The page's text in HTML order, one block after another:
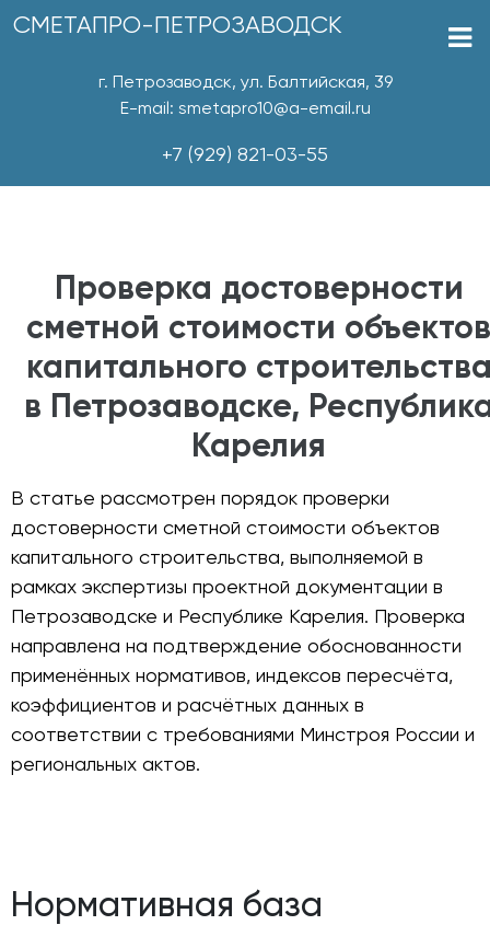
СМЕТАПРО-ПЕТРОЗАВОДСК
г. Петрозаводск, ул. Балтийская, 39
E-mail: smetapro10@a-email.ru
+7 (929) 821-03-55
Проверка достоверности
сметной стоимости объектов
капитального
в Петрозаводске,
Карелия
В статье рассмотрен порядок проверки
достоверности сметной стоимости объектов
капитального строительства, выполняемой в
рамках экспертизы проектной документации в
Петрозаводске и Республике Карелия. Проверка
направлена на подтверждение обоснованности
применённых нормативов, индексов пересчёта,
коэффициентов и расчётных данных в
соответствии с требованиями Минстроя России и
региональных актов.
Нормативная база